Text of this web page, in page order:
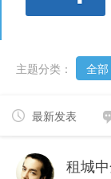
主题分类： 全部
最新发表
租城